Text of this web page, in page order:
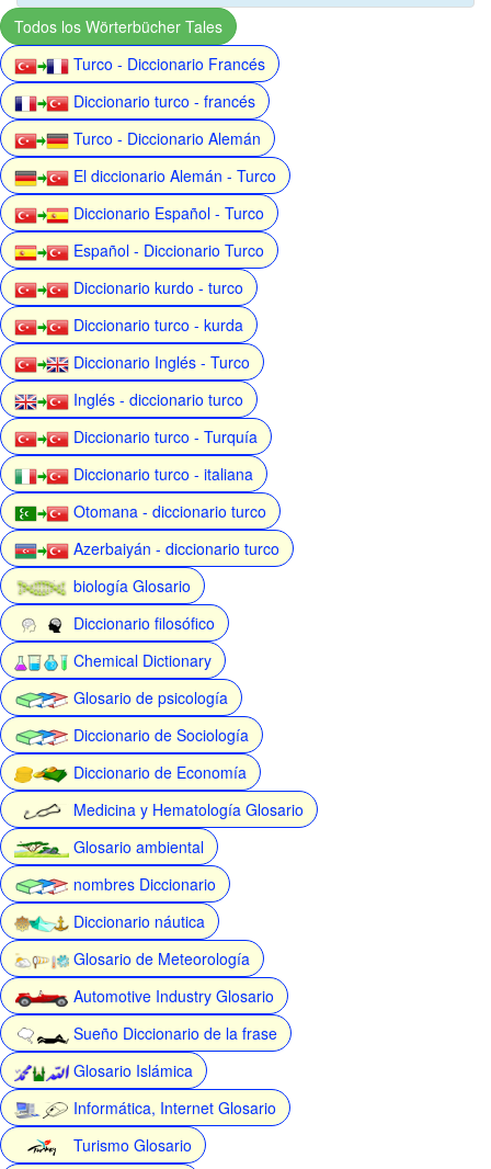
Todos los Wörterbücher Tales
Turco - Diccionario Francés
Diccionario turco - francés
Turco - Diccionario Alemán
El diccionario Alemán - Turco
Diccionario Español - Turco
Español - Diccionario Turco
Diccionario kurdo - turco
Diccionario turco - kurda
Diccionario Inglés - Turco
Inglés - diccionario turco
Diccionario turco - Turquía
Diccionario turco - italiana
Otomana - diccionario turco
Azerbaiyán - diccionario turco
biología Glosario
Diccionario filosófico
Chemical Dictionary
Glosario de psicología
Diccionario de Sociología
Diccionario de Economía
Medicina y Hematología Glosario
Glosario ambiental
nombres Diccionario
Diccionario náutica
Glosario de Meteorología
Automotive Industry Glosario
Sueño Diccionario de la frase
Glosario Islámica
Informática, Internet Glosario
Turismo Glosario